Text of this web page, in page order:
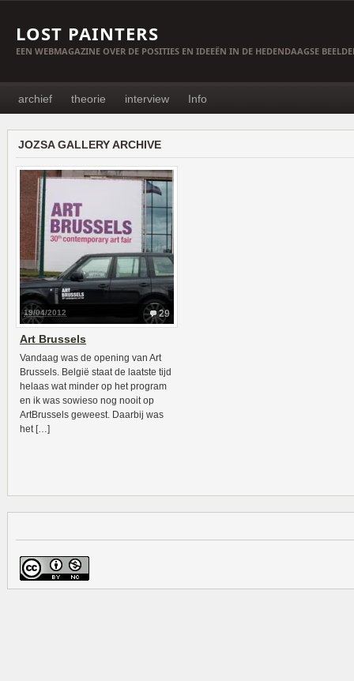
LOST PAINTERS
EEN WEBMAGAZINE OVER DE POSITIES EN IDEEËN IN DE HEDENDAAGSE
archief theorie interview Info
JOZSA GALLERY ARCHIVE
29
19/04/2012
Art Brussels
Vandaag was de opening van Art
Brussels. België staat de laatste tijd
helaas wat minder op het program
en ik was sowieso nog nooit op
ArtBrussels geweest. Daarbij was
het […]